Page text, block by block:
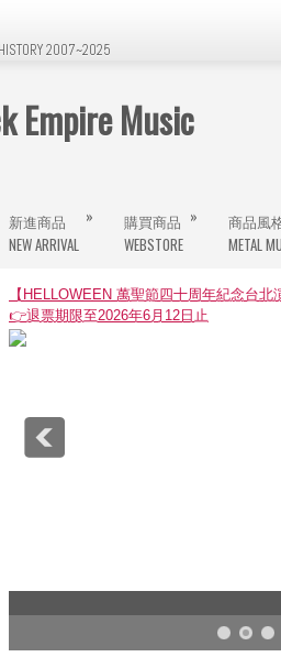
2007~2025
Music
新進商品
NEW ARRIVAL
»
購買商品
WEBSTORE
»
商品風
METAL
【HELLOWEEN 萬聖節四十周年紀念台北
👉退票期限至2026年6月12日止